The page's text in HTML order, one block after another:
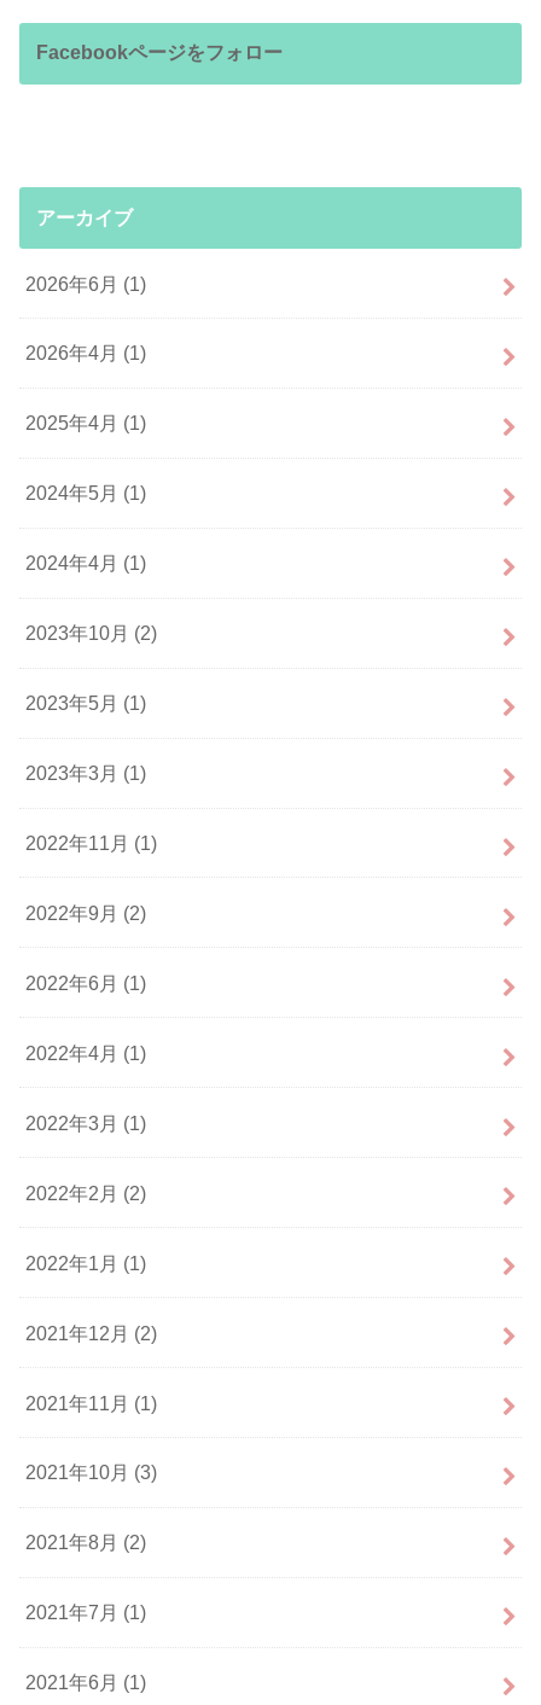
Facebookページをフォロー
アーカイブ
2026年6月 (1)
2026年4月 (1)
2025年4月 (1)
2024年5月 (1)
2024年4月 (1)
2023年10月 (2)
2023年5月 (1)
2023年3月 (1)
2022年11月 (1)
2022年9月 (2)
2022年6月 (1)
2022年4月 (1)
2022年3月 (1)
2022年2月 (2)
2022年1月 (1)
2021年12月 (2)
2021年11月 (1)
2021年10月 (3)
2021年8月 (2)
2021年7月 (1)
2021年6月 (1)